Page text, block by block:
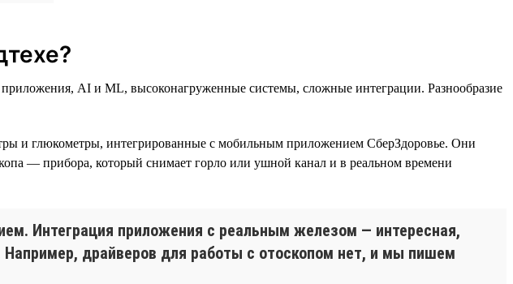
AI и ML, высоконагруженные системы, сложные интеграции. Разнообразие
и глюкометры, интегрированные с мобильным приложением СберЗдоровье. Они
— прибора, который снимает горло или ушной канал и в реальном времени
Интеграция приложения с реальным железом — интересная,
драйверов для работы с отоскопом нет, и мы пишем